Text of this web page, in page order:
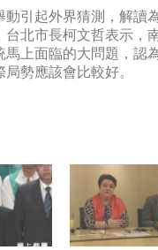
動引起外界猜測，解讀
台北市長柯文哲表示，
馬上面臨的大問題，認
勢應該會比較好。